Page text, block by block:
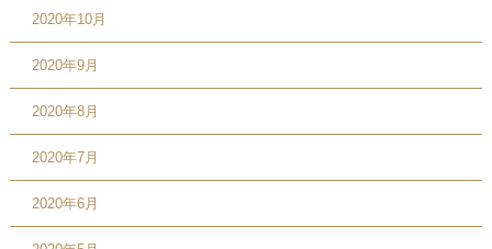
2020年10月
2020年9月
2020年8月
2020年7月
2020年6月